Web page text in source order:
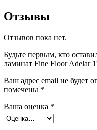
Отзывы
Отзывов пока нет.
Будьте первым, кто
ламинат Fine Floor Adelar
Ваш адрес email не будет
помечены *
Ваша оценка *